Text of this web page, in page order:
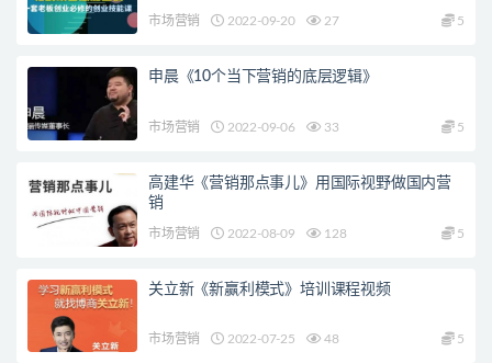
市场营销 2022-09-20 27 5
申晨《10个当下营销的底层逻辑》
市场营销 2022-09-06 33 5
高建华《营销那点事儿》用国际视野做国内营
销
市场营销 2022-08-09 128 5
关立新《新赢利模式》培训课程视频
市场营销 2022-07-25 48 5